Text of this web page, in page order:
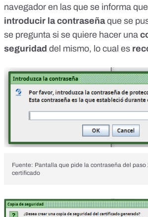
navegador en las que se informa
introducir la contraseñaque se
se pregunta si se quiere hacer una
seguridad del mismo, lo cual es
Fuente: Pantalla que pide la contraseña del paso
certificado